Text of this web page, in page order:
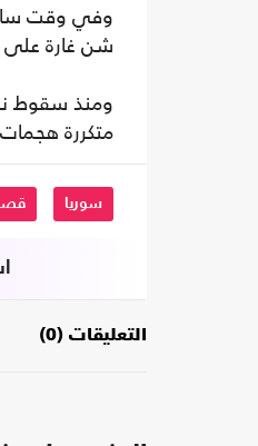
وفي وقت سابق
شن غارة على
ومنذ سقوط
متكررة
سوريا
التعليقات (0)